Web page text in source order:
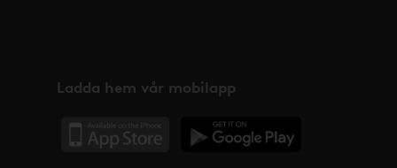
Ladda hem vår mobilapp